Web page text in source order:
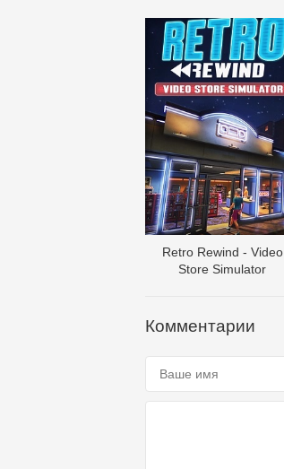
Retro Rewind - Video
Store Simulator
Комментарии